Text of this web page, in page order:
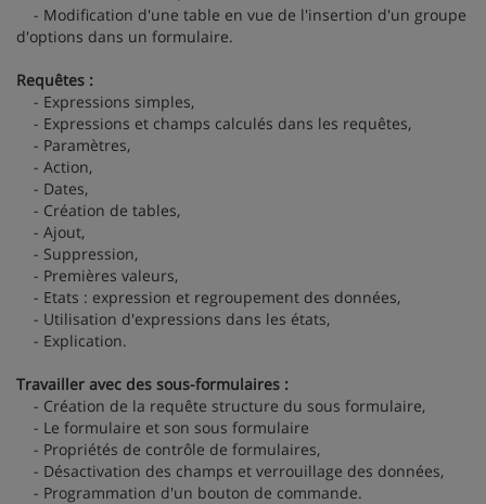
- Modification d'une table en vue de l'insertion d'un groupe
d'options dans un formulaire.
Requêtes :
- Expressions simples,
- Expressions et champs calculés dans les requêtes,
- Paramètres,
- Action,
- Dates,
- Création de tables,
- Ajout,
- Suppression,
- Premières valeurs,
- Etats : expression et regroupement des données,
- Utilisation d'expressions dans les états,
- Explication.
Travailler avec des sous-formulaires :
- Création de la requête structure du sous formulaire,
- Le formulaire et son sous formulaire
- Propriétés de contrôle de formulaires,
- Désactivation des champs et verrouillage des données,
- Programmation d'un bouton de commande.